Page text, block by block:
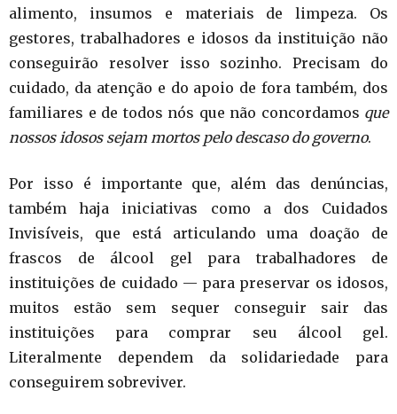
alimento, insumos e materiais de limpeza. Os
gestores, trabalhadores e idosos da instituição não
conseguirão resolver isso sozinho. Precisam do
cuidado, da atenção e do apoio de fora também, dos
familiares e de todos nós que não concordamos que
nossos idosos sejam mortos pelo descaso do governo.
Por isso é importante que, além das denúncias,
também haja iniciativas como a dos Cuidados
Invisíveis, que está articulando uma doação de
frascos de álcool gel para trabalhadores de
instituições de cuidado — para preservar os idosos,
muitos estão sem sequer conseguir sair das
instituições para comprar seu álcool gel.
Literalmente dependem da solidariedade para
conseguirem sobreviver.